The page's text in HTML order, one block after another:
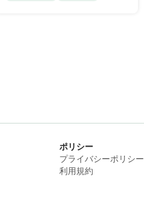
ポリシー
プライバシーポリシー
利用規約